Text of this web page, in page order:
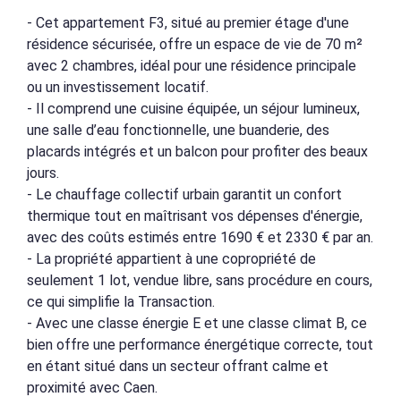
- Cet appartement F3, situé au premier étage d'une
résidence sécurisée, offre un espace de vie de 70 m²
avec 2 chambres, idéal pour une résidence principale
ou un investissement locatif.
- Il comprend une cuisine équipée, un séjour lumineux,
une salle d’eau fonctionnelle, une buanderie, des
placards intégrés et un balcon pour profiter des beaux
jours.
- Le chauffage collectif urbain garantit un confort
thermique tout en maîtrisant vos dépenses d'énergie,
avec des coûts estimés entre 1690 € et 2330 € par an.
- La propriété appartient à une copropriété de
seulement 1 lot, vendue libre, sans procédure en cours,
ce qui simplifie la Transaction.
- Avec une classe énergie E et une classe climat B, ce
bien offre une performance énergétique correcte, tout
en étant situé dans un secteur offrant calme et
proximité avec Caen.